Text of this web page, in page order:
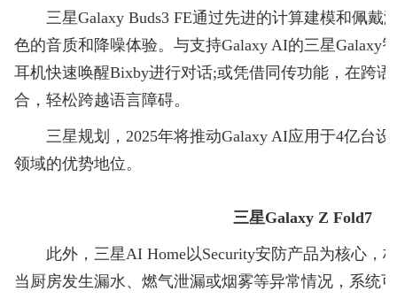
三星Galaxy Buds3 FE通过先进的计算建模和佩戴
色的音质和降噪体验。与支持Galaxy AI的三星Galaxy
耳机快速唤醒Bixby进行对话;或凭借同传功能，在跨
合，轻松跨越语言障碍。
三星规划，2025年将推动Galaxy AI应用于4亿台设
领域的优势地位。
三星Galaxy Z Fold7
此外，三星AI Home以Security安防产品为核心，
当厨房发生漏水、燃气泄漏或烟雾等异常情况，系统